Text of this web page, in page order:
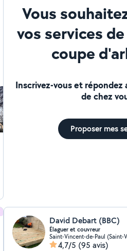
Vous
vos services
coupe
Inscrivez-vous et répondez
de chez
Proposer mes
David Debart (BBC)
Élaguer et couvreur
4,7/5 (95 avis)